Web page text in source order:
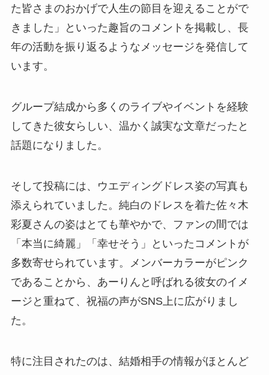
た皆さまのおかげで人生の節目を迎えることがで
きました」といった趣旨のコメントを掲載し、長
年の活動を振り返るようなメッセージを発信して
います。
グループ結成から多くのライブやイベントを経験
してきた彼女らしい、温かく誠実な文章だったと
話題になりました。
そして投稿には、ウエディングドレス姿の写真も
添えられていました。純白のドレスを着た佐々木
彩夏さんの姿はとても華やかで、ファンの間では
「本当に綺麗」「幸せそう」といったコメントが
多数寄せられています。メンバーカラーがピンク
であることから、あーりんと呼ばれる彼女のイメ
ージと重ねて、祝福の声がSNS上に広がりまし
た。
特に注目されたのは、結婚相手の情報がほとんど